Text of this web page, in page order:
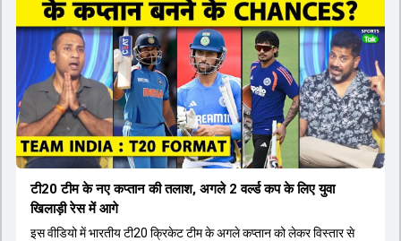
टी20 टीम के नए कप्तान की तलाश, अगले 2 वर्ल्ड कप के लिए युवा
खिलाड़ी रेस में आगे
इस वीडियो में भारतीय टी20 क्रिकेट टीम के अगले कप्तान को लेकर विस्तार से